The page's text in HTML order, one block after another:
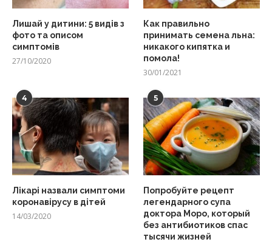
Лишай у дитини: 5 видів з
фото та описом
симптомів
27/10/2020
Как правильно
принимать семена льна:
никакого кипятка и
помола!
30/01/2021
4
Лікарі назвали симптоми
коронавірусу в дітей
14/03/2020
5
Попробуйте рецепт
легендарного супа
доктора Моро, который
без антибиотиков спас
тысячи жизней